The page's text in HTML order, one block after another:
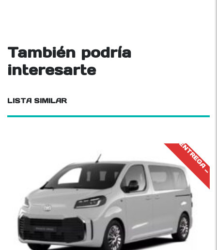
También podría
interesarte
LISTA SIMILAR
J